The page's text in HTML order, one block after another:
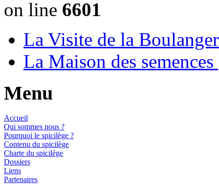
on line 6601
La Visite de la
La Maison des
Menu
Accueil
Qui sommes nous ?
Pourquoi le spicilège ?
Contenu du spicilège
Charte du spicilège
Dossiers
Liens
Partenaires